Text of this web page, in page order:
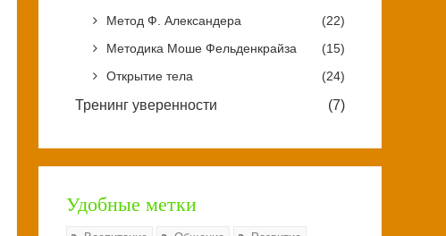
Метод Ф. Александера
(22)
Методика Моше Фельденкрайза
(15)
Открытие тела
(24)
Тренинг уверенности (7)
Удобные метки